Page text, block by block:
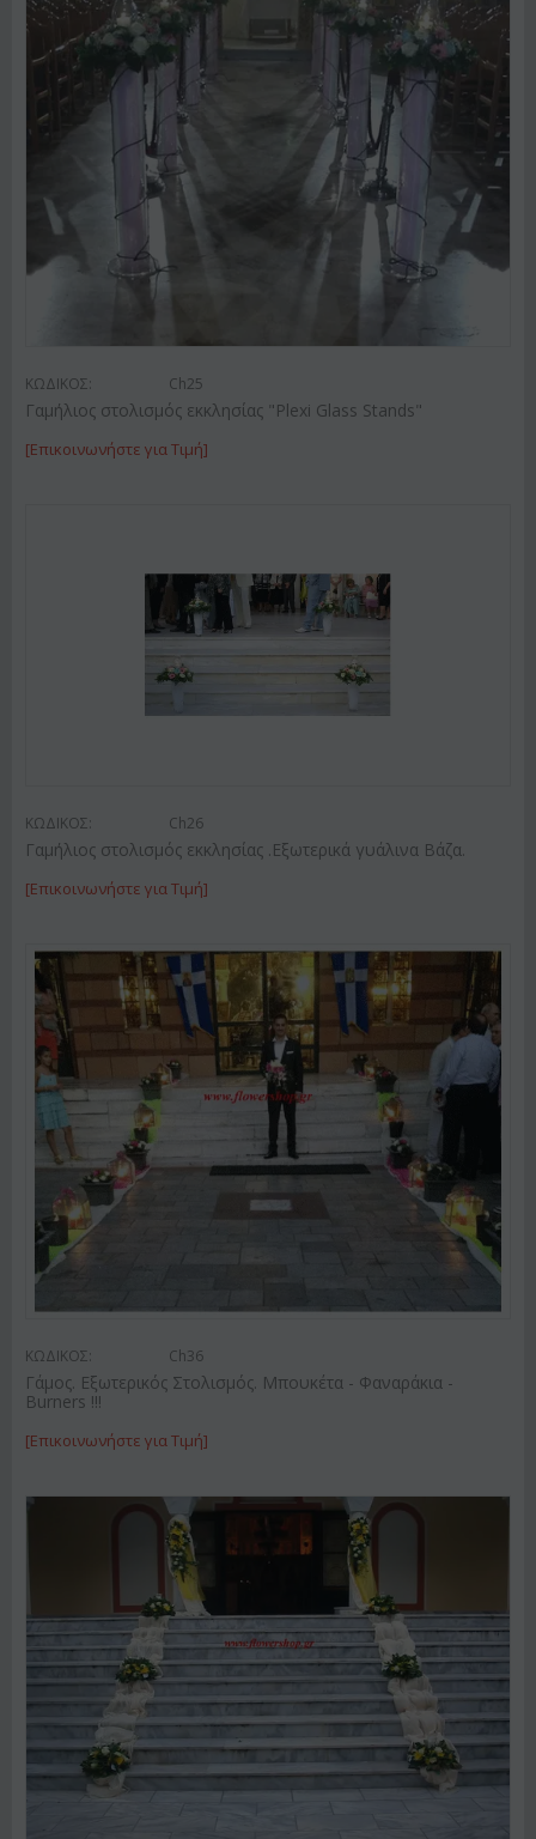
ΚΩΔΙΚΟΣ: Ch25
Γαμήλιος στολισμός εκκλησίας "Plexi Glass Stands"
[Επικοινωνήστε για Τιμή]
ΚΩΔΙΚΟΣ: Ch26
Γαμήλιος στολισμός εκκλησίας .Εξωτερικά γυάλινα Βάζα.
[Επικοινωνήστε για Τιμή]
ΚΩΔΙΚΟΣ: Ch36
Γάμος. Εξωτερικός Στολισμός. Μπουκέτα - Φαναράκια -
Burners !!!
[Επικοινωνήστε για Τιμή]